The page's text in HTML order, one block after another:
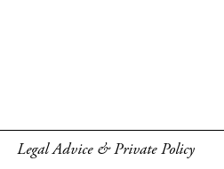
Legal Advice & Private Policy